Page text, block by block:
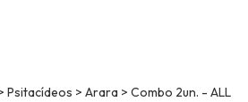
Psitacídeos > Arara > Combo 2un. - ALL